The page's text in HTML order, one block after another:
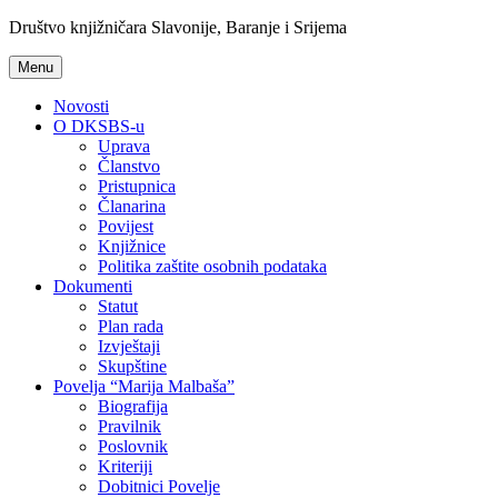
Društvo knjižničara Slavonije, Baranje i Srijema
Menu
Novosti
O DKSBS-u
Uprava
Članstvo
Pristupnica
Članarina
Povijest
Knjižnice
Politika zaštite osobnih podataka
Dokumenti
Statut
Plan rada
Izvještaji
Skupštine
Povelja “Marija Malbaša”
Biografija
Pravilnik
Poslovnik
Kriteriji
Dobitnici Povelje